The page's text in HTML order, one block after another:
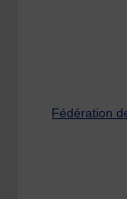
Fédération